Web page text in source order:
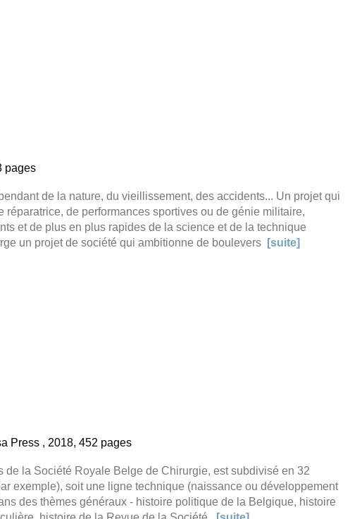
pages
de la nature, du vieillissement, des accidents... Un projet qui
de performances sportives ou de génie militaire,
et de plus en plus rapides de la science et de la technique
un projet de société qui ambitionne de boulevers
[suite]
Press , 2018, 452 pages
la Société Royale Belge de Chirurgie, est subdivisé en 32
exemple), soit une ligne technique (naissance ou développement
des thèmes généraux - histoire politique de la Belgique, histoire